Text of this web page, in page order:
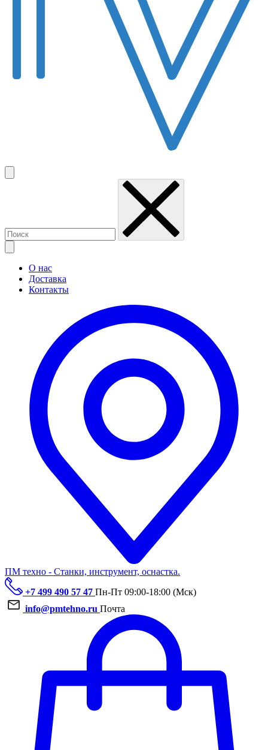
О нас
Доставка
Контакты
ПМ техно - Станки, инструмент, оснастка.
+7 499 490 57 47 Пн-Пт 09:00-18:00 (Мск)
info@pmtehno.ru Почта